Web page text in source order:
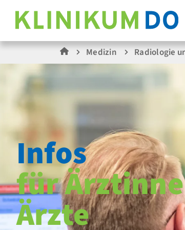
Medizin Radiologie
Infos
für
Ärzte